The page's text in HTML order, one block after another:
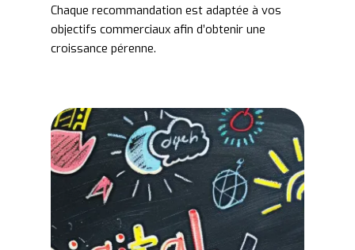
Chaque recommandation est adaptée à vos
objectifs commerciaux afin d’obtenir une
croissance pérenne.